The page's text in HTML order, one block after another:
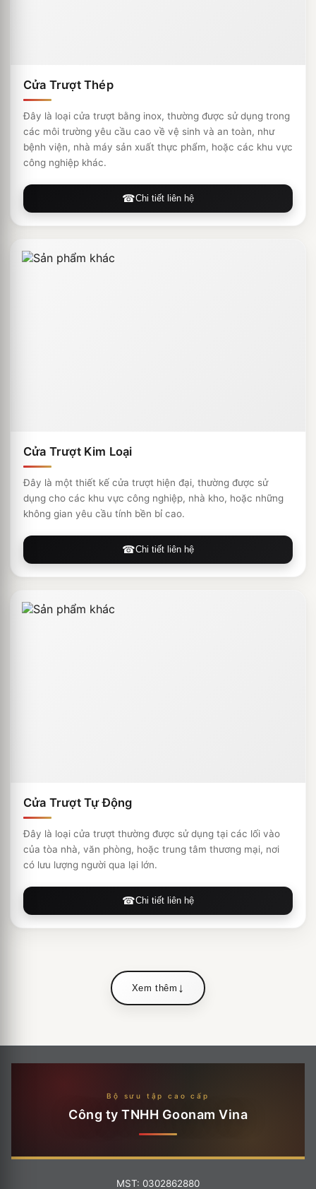
Cửa Trượt Thép
Đây là loại cửa trượt bằng inox, thường được sử dụng trong
các môi trường yêu cầu cao về vệ sinh và an toàn, như
bệnh viện, nhà máy sản xuất thực phẩm, hoặc các khu vực
công nghiệp khác.
Chi tiết liên hệ
Cửa Trượt Kim Loại
Đây là một thiết kế cửa trượt hiện đại, thường được sử
dụng cho các khu vực công nghiệp, nhà kho, hoặc những
không gian yêu cầu tính bền bỉ cao.
Chi tiết liên hệ
Cửa Trượt Tự Động
Đây là loại cửa trượt thường được sử dụng tại các lối vào
của tòa nhà, văn phòng, hoặc trung tâm thương mại, nơi
có lưu lượng người qua lại lớn.
Chi tiết liên hệ
Xem thêm
Công ty TNHH Goonam Vina
MST: 0302862880